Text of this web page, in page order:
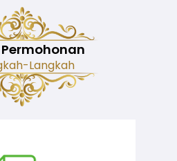
Langkah